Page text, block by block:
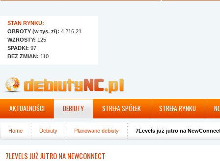
STAN RYNKU:
OBROTY (w tys. zł): 4 216,21
WZROSTY: 125
SPADKI: 97
BEZ ZMIAN: 110
AKTUALNOŚCI DEBIUTY STREFA SPÓŁEK STREFA RYNKU
Home Debiuty Planowane debiuty 7Levels już jutro na
7LEVELS JUŻ JUTRO NA NEWCONNECT